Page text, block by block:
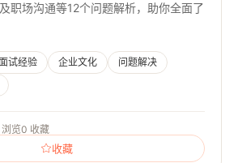
职场沟通等12个问题解析，助你全面了
试经验 企业文化
问题解决
览0 收藏
收藏